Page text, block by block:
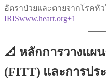
อัตราป่วยและตายจากโรคหั
IRISwww.heart.org+1
📐 หลักการวางแผ
(FITT) และการปร